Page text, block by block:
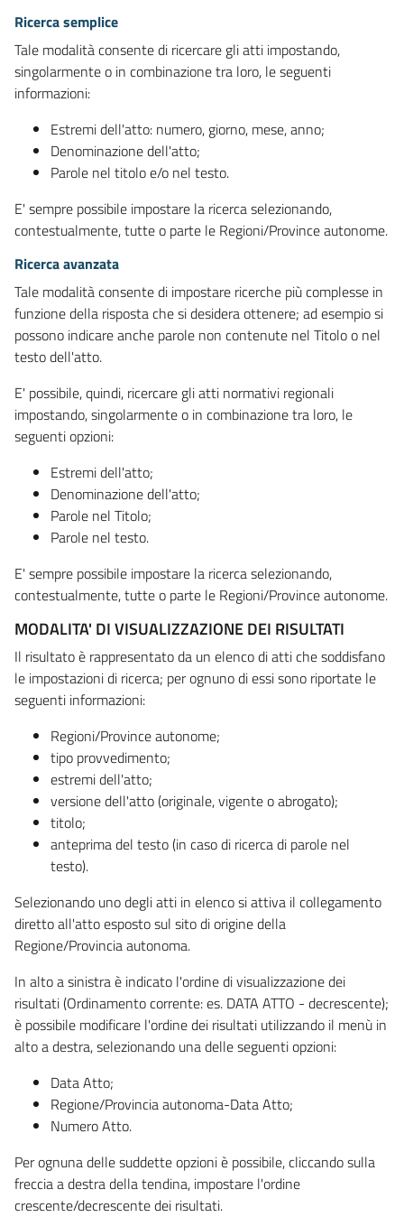
Ricerca semplice
Tale modalità consente di ricercare gli atti impostando,
singolarmente o in combinazione tra loro, le seguenti
informazioni:
Estremi dell'atto: numero, giorno, mese, anno;
Denominazione dell'atto;
Parole nel titolo e/o nel testo.
E' sempre possibile impostare la ricerca selezionando,
contestualmente, tutte o parte le Regioni/Province autonome.
Ricerca avanzata
Tale modalità consente di impostare ricerche più complesse in
funzione della risposta che si desidera ottenere; ad esempio si
possono indicare anche parole non contenute nel Titolo o nel
testo dell'atto.
E' possibile, quindi, ricercare gli atti normativi regionali
impostando, singolarmente o in combinazione tra loro, le
seguenti opzioni:
Estremi dell'atto;
Denominazione dell'atto;
Parole nel Titolo;
Parole nel testo.
E' sempre possibile impostare la ricerca selezionando,
contestualmente, tutte o parte le Regioni/Province autonome.
MODALITA' DI VISUALIZZAZIONE DEI RISULTATI
Il risultato è rappresentato da un elenco di atti che soddisfano
le impostazioni di ricerca; per ognuno di essi sono riportate le
seguenti informazioni:
Regioni/Province autonome;
tipo provvedimento;
estremi dell'atto;
versione dell'atto (originale, vigente o abrogato);
titolo;
anteprima del testo (in caso di ricerca di parole nel
testo).
Selezionando uno degli atti in elenco si attiva il collegamento
diretto all'atto esposto sul sito di origine della
Regione/Provincia autonoma.
In alto a sinistra è indicato l'ordine di visualizzazione dei
risultati (Ordinamento corrente: es. DATA ATTO - decrescente);
è possibile modificare l'ordine dei risultati utilizzando il menù in
alto a destra, selezionando una delle seguenti opzioni:
Data Atto;
Regione/Provincia autonoma-Data Atto;
Numero Atto.
Per ognuna delle suddette opzioni è possibile, cliccando sulla
freccia a destra della tendina, impostare l'ordine
crescente/decrescente dei risultati.